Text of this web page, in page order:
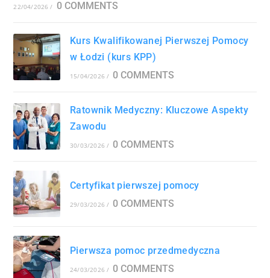
22/04/2026 / 0 COMMENTS
Kurs Kwalifikowanej Pierwszej Pomocy
w Łodzi (kurs KPP)
15/04/2026 / 0 COMMENTS
Ratownik Medyczny: Kluczowe Aspekty
Zawodu
30/03/2026 / 0 COMMENTS
Certyfikat pierwszej pomocy
29/03/2026 / 0 COMMENTS
Pierwsza pomoc przedmedyczna
24/03/2026 / 0 COMMENTS